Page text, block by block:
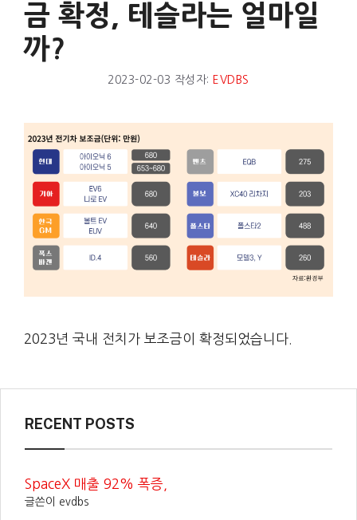
금 확정, 테슬라는 얼마일
까?
2023-02-03 작성자: EVDBS
2023년 국내 전치가 보조금이 확정되었습니다.
RECENT POSTS
SpaceX 매출 92% 폭증,
글쓴이 evdbs